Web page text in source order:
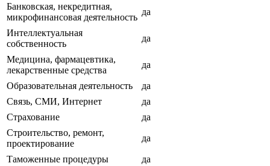
Банковская, некредитная,
микрофинансовая деятельность
да
Интеллектуальная
собственность
да
Медицина, фармацевтика,
лекарственные средства
да
Образовательная деятельность
да
Связь, СМИ, Интернет
да
Страхование
да
Строительство, ремонт,
проектирование
да
Таможенные процедуры
да